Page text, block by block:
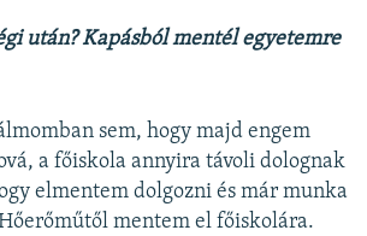
után? Kapásból mentél egyetemre
sem, hogy majd engem
a főiskola annyira távoli dolognak
elmentem dolgozni és már munka
mentem el főiskolára.